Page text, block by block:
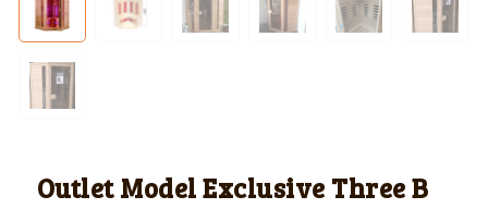
Outlet Model Exclusive Three B